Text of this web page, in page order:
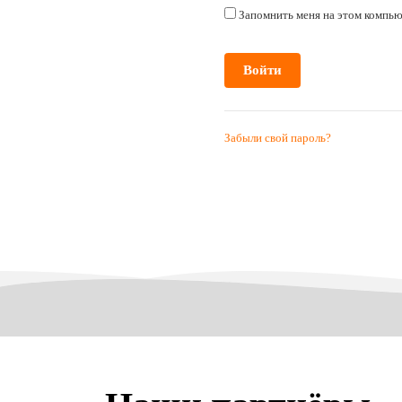
Запомнить меня на этом
Забыли свой пароль?